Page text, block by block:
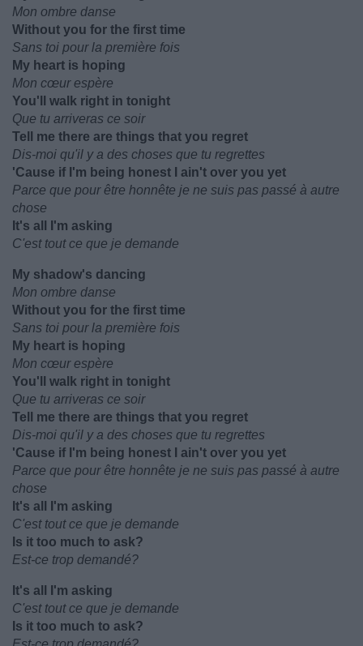
Mon ombre danse
Without you for the first time
Sans toi pour la première fois
My heart is hoping
Mon cœur espère
You'll walk right in tonight
Que tu arriveras ce soir
Tell me there are things that you regret
Dis-moi qu'il y a des choses que tu regrettes
'Cause if I'm being honest I ain't over you yet
Parce que pour être honnête je ne suis pas passé à autre
chose
It's all I'm asking
C'est tout ce que je demande
My shadow's dancing
Mon ombre danse
Without you for the first time
Sans toi pour la première fois
My heart is hoping
Mon cœur espère
You'll walk right in tonight
Que tu arriveras ce soir
Tell me there are things that you regret
Dis-moi qu'il y a des choses que tu regrettes
'Cause if I'm being honest I ain't over you yet
Parce que pour être honnête je ne suis pas passé à autre
chose
It's all I'm asking
C'est tout ce que je demande
Is it too much to ask?
Est-ce trop demandé?
It's all I'm asking
C'est tout ce que je demande
Is it too much to ask?